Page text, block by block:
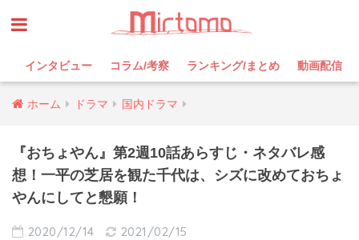
インタビュー コラム/考察 ランキング/まとめ 動画配信
ホーム ドラマ 国内ドラマ
『おちょやん』第2週10話あらすじ・ネタバレ感
想！一平の芝居を観た千代は、シズに改めておちょ
やんにしてと懇願！
2020/12/14 2021/02/15